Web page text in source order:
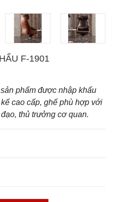
F-1901
phẩm được nhập khẩu
cao cấp, ghế phù hợp với
thủ trưởng cơ quan.